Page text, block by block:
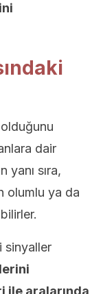
dair
sıra,
olumlu ya da
sinyaller
ile aralarında